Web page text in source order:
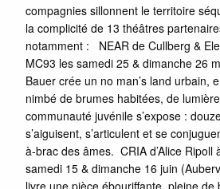
compagnies sillonnent le territoire
la complicité de 13 théâtres
notamment : NEAR de Cullberg &
MC93 les samedi 25 & dimanche 26
Bauer crée un no man’s land urbain,
nimbé de brumes habitées, de
communauté juvénile s’expose :
s’aiguisent, s’articulent et se
à-brac des âmes. CRIA d’Alice Ripoll
samedi 15 & dimanche 16 juin
livre une pièce ébouriffante, pleine de